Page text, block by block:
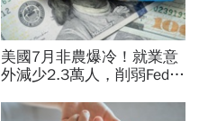
美國7月非農爆冷！就業意
外減少2.3萬人，削弱Fed升
創7個月來最佳單周